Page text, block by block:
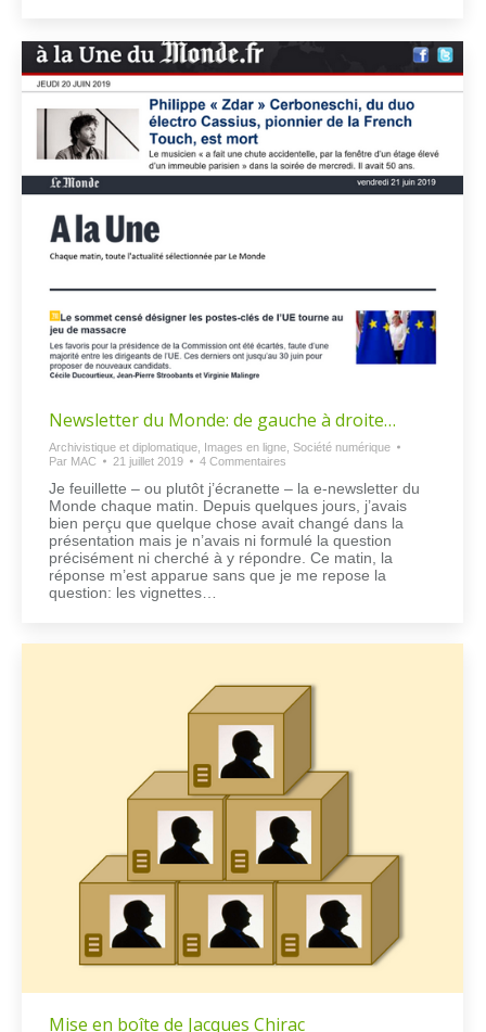
Newsletter du Monde: de gauche à droite…
Archivistique et diplomatique Images en ligne Société numérique
Par MAC 21 juillet 2019 4 Commentaires
Je feuillette – ou plutôt j’écranette – la e-newsletter du
Monde chaque matin. Depuis quelques jours, j’avais
bien perçu que quelque chose avait changé dans la
présentation mais je n’avais ni formulé la question
précisément ni cherché à y répondre. Ce matin, la
réponse m’est apparue sans que je me repose la
question: les vignettes…
Mise en boîte de Jacques Chirac